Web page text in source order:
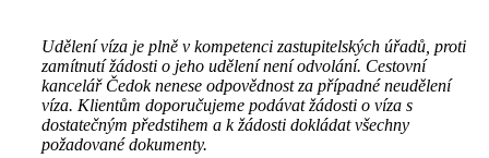
Udělení víza je plně v kompetenci zastupitelských úřadů, proti
zamítnutí žádosti o jeho udělení není odvolání. Cestovní
kancelář Čedok nenese odpovědnost za případné neudělení
víza. Klientům doporučujeme podávat žádosti o víza s
dostatečným předstihem a k žádosti dokládat všechny
požadované dokumenty.